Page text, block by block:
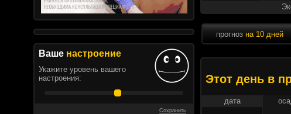
Ваше настроение
Укажите уровень вашего
настроения:
Сохранить
прогноз на 10 дней
Этот день в
дата